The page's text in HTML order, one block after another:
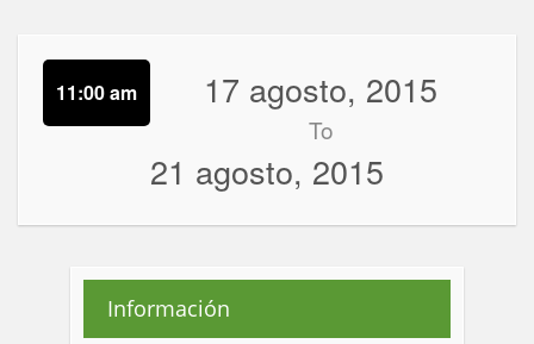
11:00 am 17 agosto, 2015
To
21 agosto, 2015
Información